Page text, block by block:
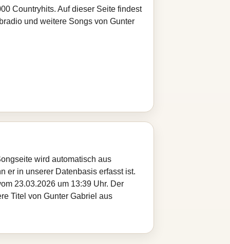
Countryhits. Auf dieser Seite findest
und weitere Songs von Gunter
wird automatisch aus
er in unserer Datenbasis erfasst ist.
23.03.2026 um 13:39 Uhr. Der
Titel von Gunter Gabriel aus